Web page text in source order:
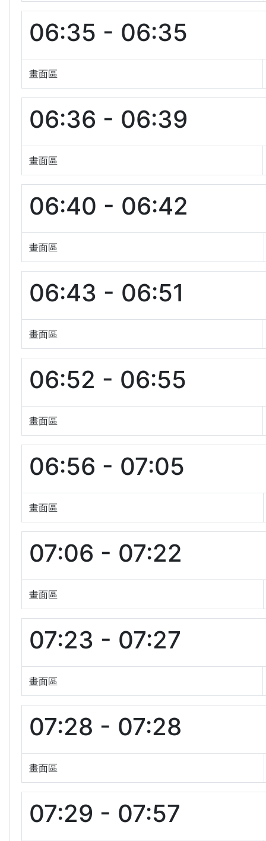
06:35 - 06:35
畫面區
06:36 - 06:39
畫面區
06:40 - 06:42
畫面區
06:43 - 06:51
畫面區
06:52 - 06:55
畫面區
06:56 - 07:05
畫面區
07:06 - 07:22
畫面區
07:23 - 07:27
畫面區
07:28 - 07:28
畫面區
07:29 - 07:57